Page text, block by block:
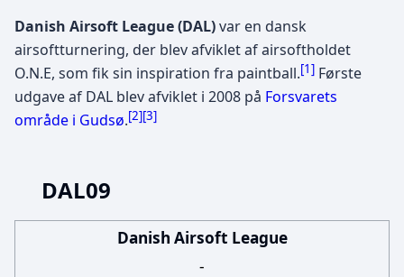
Danish Airsoft League (DAL)var en dansk
airsoftturnering, der blev afviklet af airsoftholdet
O.N.E, som fik sin inspiration fra paintball.[1] Første
udgave af DAL blev afviklet i 2008 på Forsvarets
område i Gudsø.[2][3]
DAL09
Danish Airsoft League
-